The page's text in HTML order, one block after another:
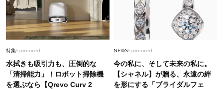
特集Sponsored
水拭きも吸引力も、圧倒的な
「清掃能力」！ロボット掃除機
を選ぶなら【Qrevo Curv 2
NEWSSponsored
今の私に、そして未来の私に。
【シャネル】が贈る、永遠の絆
を形にする「ブライダルフェ